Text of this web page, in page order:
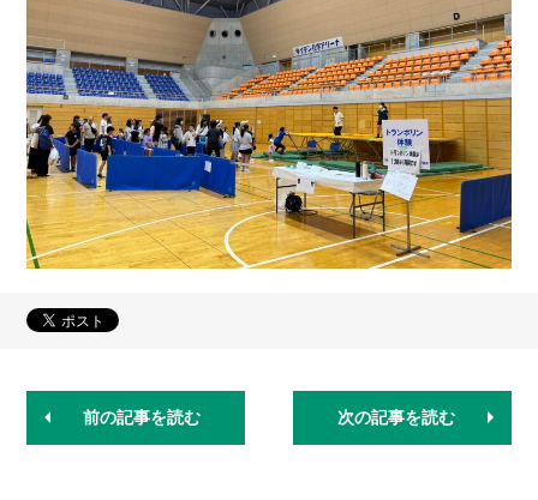
前の記事を読む 次の記事を読む